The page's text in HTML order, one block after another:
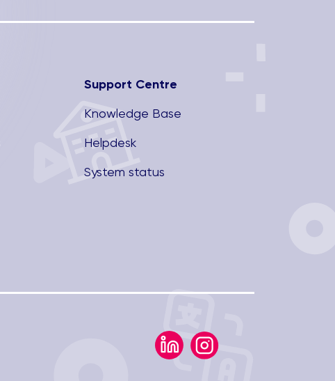
Support Centre
Knowledge Base
Helpdesk
System status